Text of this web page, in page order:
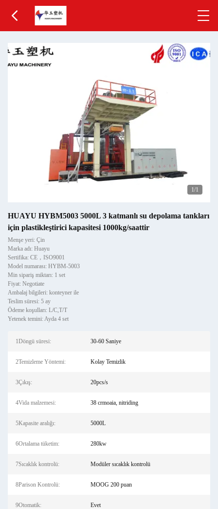
1/1
HUAYU HYBM5003 5000L 3 katmanlı su depolama tankları
için plastikleştirici kapasitesi 1000kg/saattir
Menşe yeri: Çin
Marka adı: Huayu
Sertifika: CE，ISO9001
Model numarası: HYBM-5003
Min sipariş miktarı: 1 set
Fiyat: Negotiate
Ambalaj bilgileri: konteyner ile
Teslim süresi: 5 ay
Ödeme koşulları: L/C,T/T
Yetenek temini: Ayda 4 set
1Döngü süresi: 30-60 Saniye
2Temizleme Yöntemi: Kolay Temizlik
3Çıkış: 20pcs/s
4Vida malzemesi: 38 crmoaia, nitriding
5Kapasite aralığı: 5000L
6Ortalama tüketim: 280kw
7Sıcaklık kontrolü: Modüler sıcaklık kontrolü
8Parison Kontrolü: MOOG 200 puan
9Otomatik: Evet